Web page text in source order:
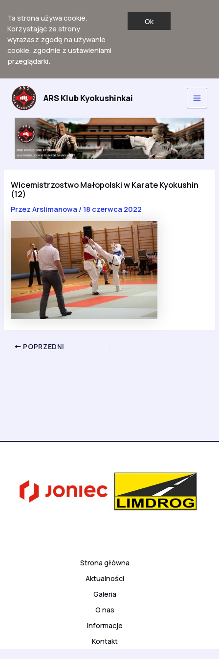
Ta strona używa cookie.
Korzystając ze strony
wyrażasz zgodę na używanie
cookie, zgodnie z ustawieniami
przeglądarki.
Ok
Przejdź
treści
ARS Klub Kyokushinkai
Main
Wicemistrzostwo Małopolski w Karate Kyokushin
(12)
PrzezArslimanowa / 18 czerwca 2022
POPRZEDNI
Strona główna
Aktualności
Galeria
O nas
Informacje
Kontakt